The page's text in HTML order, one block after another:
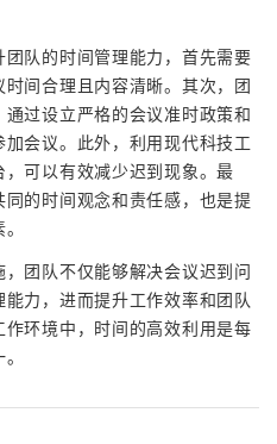
队的时间管理能力，首先需要
间合理且内容清晰。其次，团
过设立严格的会议准时政策和
会议。此外，利用现代科技工
可以有效减少迟到现象。最
的时间观念和责任感，也是提
团队不仅能够解决会议迟到问
力，进而提升工作效率和团队
环境中，时间的高效利用是每